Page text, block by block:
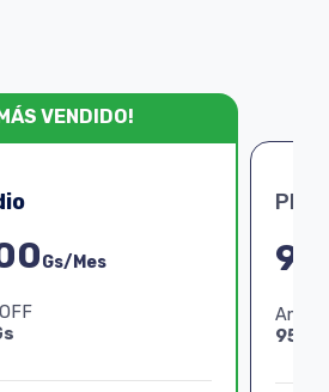
VENDIDO!
Gs/Mes
Plan
Anual